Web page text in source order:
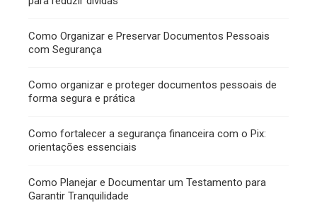
Como Organizar e Preservar Documentos Pessoais
com Segurança
Como organizar e proteger documentos pessoais de
forma segura e prática
Como fortalecer a segurança financeira com o Pix:
orientações essenciais
Como Planejar e Documentar um Testamento para
Garantir Tranquilidade